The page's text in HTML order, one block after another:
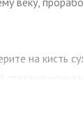
на кисть
кисть
в складке